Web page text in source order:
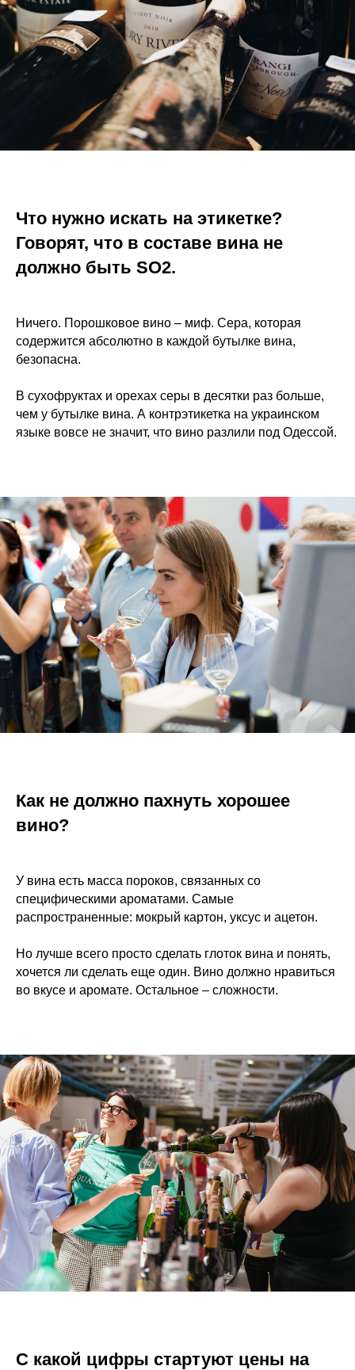
Что нужно искать на этикетке?
Говорят, что в составе вина не
должно быть SO2.
Ничего. Порошковое вино – миф. Сера, которая
содержится абсолютно в каждой бутылке вина,
безопасна.
В сухофруктах и орехах серы в десятки раз больше,
чем у бутылке вина. А контрэтикетка на украинском
языке вовсе не значит, что вино разлили под Одессой.
Как не должно пахнуть хорошее
вино?
У вина есть масса пороков, связанных со
специфическими ароматами. Самые
распространенные: мокрый картон, уксус и ацетон.
Но лучше всего просто сделать глоток вина и понять,
хочется ли сделать еще один. Вино должно нравиться
во вкусе и аромате. Остальное – сложности.
С какой цифры стартуют цены на